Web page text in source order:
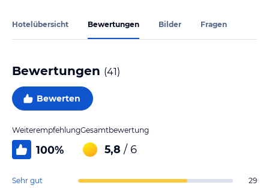
Hotelübersicht Bewertungen Bilder Fragen
Bewertungen (41)
Bewerten
Weiterempfehlung
100%
Gesamtbewertung
5,8 / 6
Sehr gut
29